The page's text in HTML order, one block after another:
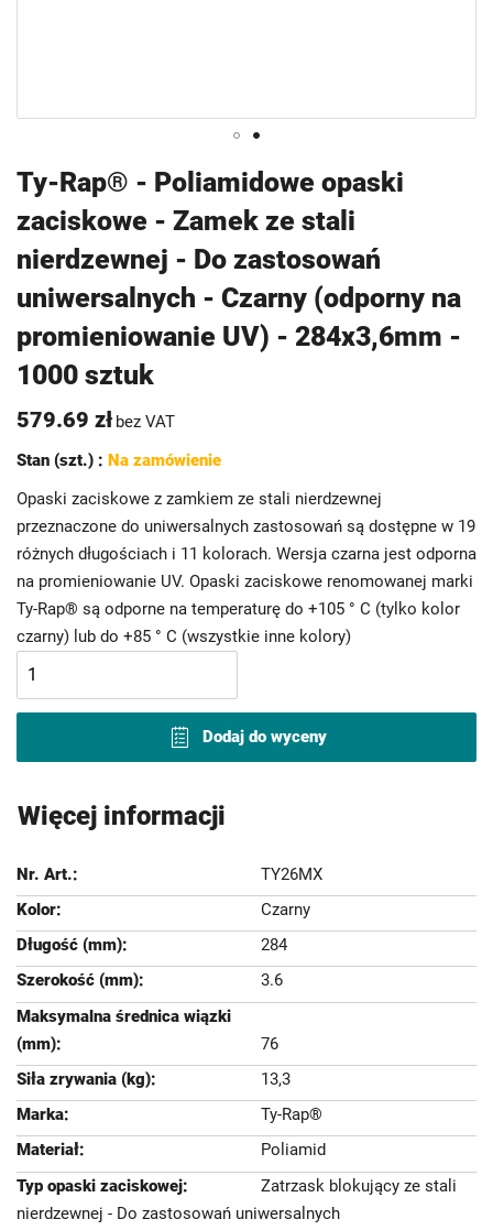
Ty-Rap® - Poliamidowe opaski
zaciskowe - Zamek ze stali
nierdzewnej - Do zastosowań
uniwersalnych - Czarny (odporny na
promieniowanie UV) - 284x3,6mm -
1000 sztuk
579.69 zł bez VAT
Stan (szt.) : Na zamówienie
Opaski zaciskowe z zamkiem ze stali nierdzewnej
przeznaczone do uniwersalnych zastosowań są dostępne w 19
różnych długościach i 11 kolorach. Wersja czarna jest odporna
na promieniowanie UV. Opaski zaciskowe renomowanej marki
Ty-Rap® są odporne na temperaturę do +105 ° C (tylko kolor
czarny) lub do +85 ° C (wszystkie inne kolory)
Dodaj do wyceny
na
początek
galerii
Więcej informacji
TY26MX
Czarny
284
3.6
76
13,3
Ty-Rap®
Poliamid
Zatrzask blokujący ze stali
nierdzewnej - Do zastosowań uniwersalnych